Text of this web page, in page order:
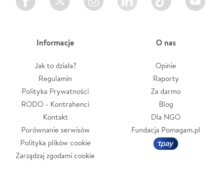
Informacje
Jak to działa?
Regulamin
Polityka Prywatności
RODO - Kontrahenci
Kontakt
Porównanie serwisów
Polityka plików cookie
Zarządzaj zgodami cookie
O nas
Opinie
Raporty
Za darmo
Blog
Dla NGO
Fundacja Pomagam.pl